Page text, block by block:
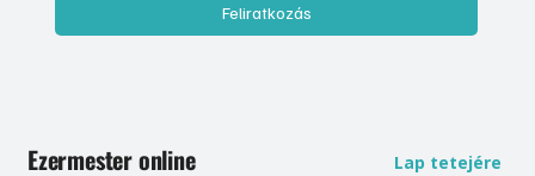
Feliratkozás
Ezermester online Lap tetejére